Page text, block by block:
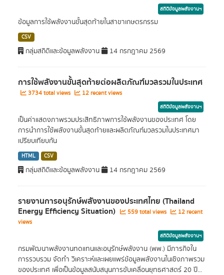
สถิติข้อมูลพลังงานฯ
ข้อมูลการใช้พลังงานขั้นสุดท้ายในสาขาเกษตรกรรม
CSV
กลุ่มสถิติและข้อมูลพลังงาน 14 กรกฎาคม 2569
การใช้พลังงานขั้นสุดท้ายต่อผลิตภัณฑ์มวลรวมในประเทศ
3734 total views 12 recent views
สถิติข้อมูลพลังงานฯ
เป็นค่าแสดงภาพรวมประสิทธิภาพการใช้พลังงานของประเทศ โดย
การนำการใช้พลังงานขั้นสุดท้ายและผลิตภัณฑ์มวลรวมในประเทศมา
เปรียบเทียบกัน
HTML CSV
กลุ่มสถิติและข้อมูลพลังงาน 14 กรกฎาคม 2569
รายงานการอนุรักษ์พลังงานของประเทศไทย (Thailand
Energy Efficiency Situation) 559 total views
12 recent
views
สถิติข้อมูลพลังงานฯ
กรมพัฒนาพลังงานทดแทนและอนุรักษ์พลังงาน (พพ.) มีภารกิจใน
การรวบรวม จัดทำ วิเคราะห์และเผยแพร่ข้อมูลพลังงานในเชิงภาพรวม
ของประเทศ เพื่อเป็นข้อมูลสนับสนุนการขับเคลื่อนยุทธศาสตร์ 20 ปี...